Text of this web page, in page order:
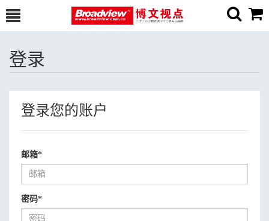
登录
登录您的账户
邮箱*
密码*